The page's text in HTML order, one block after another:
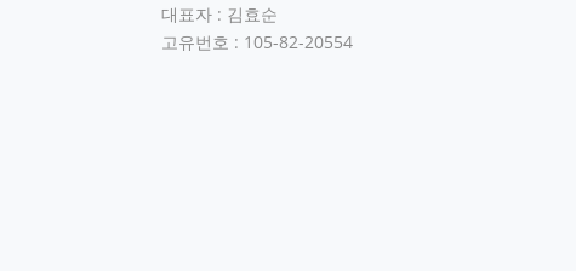
대표자 : 김효순
고유번호 : 105-82-20554